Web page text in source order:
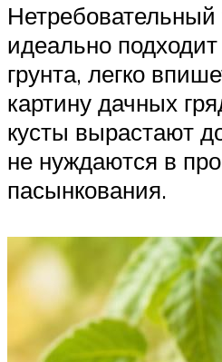
идеально
грунта, легко
картину дачных
кусты вырастают
не нуждаются в
пасынкования.